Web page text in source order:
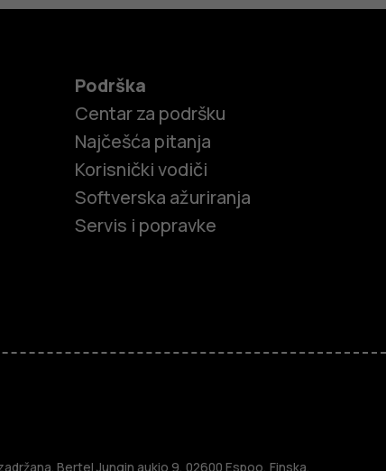
Podrška
Centar za podršku
Najčešća pitanja
Korisnički vodiči
Softverska ažuriranja
Servis i popravke
Bertel Jungin aukio 9, 02600 Espoo, Finska.